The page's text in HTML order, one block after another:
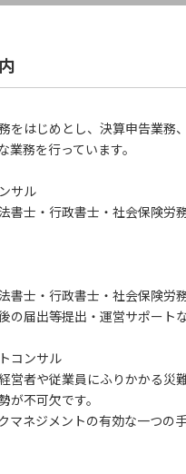
をはじめとし、決算申告業
業務を行っています。
サル
書士・行政書士・社会保険
書士・行政書士・社会保険
の届出等提出・運営サポート
コンサル
営者や従業員にふりかかる災
が不可欠です。
マネジメントの有効な一つの